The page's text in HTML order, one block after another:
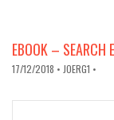
EBOOK – SEARCH
17/12/2018 • JOERG1 •